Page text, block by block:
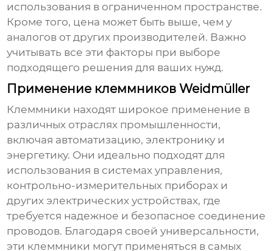
использования в ограниченном пространстве.
Кроме того, цена может быть выше, чем у
аналогов от других производителей. Важно
учитывать все эти факторы при выборе
подходящего решения для ваших нужд.
Применение клеммников Weidmüller
Клеммники находят широкое применение в
различных отраслях промышленности,
включая автоматизацию, электронику и
энергетику. Они идеально подходят для
использования в системах управления,
контрольно-измерительных приборах и
других электрических устройствах, где
требуется надежное и безопасное соединение
проводов. Благодаря своей универсальности,
эти клеммники могут применяться в самых